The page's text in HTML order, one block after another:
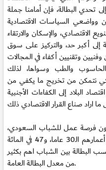
تحدي البطالة، فإن أمامنا جملة
السياسات الاقتصادية
الاقتصادي، والإسكان والارتقاء
إلى أكبر حد، والتركيز على سوق
وتقنيين أكفاء في المجالات
الحاسوب والطب وسواها، لذلك
نتمكن من تخريج ما يكفي من
البلاد إلى الكفاءات الأجنبية
ضرورة استحداث 2.1 مليون فرصة عمل للشباب السعودي،
خصوصا أن ثلثي المواطنين لا تتجاوز أعمارهم الـ30 عاما، و47 في المائة
بين الشباب اهم بكثير
من معدل البطالة العامة.